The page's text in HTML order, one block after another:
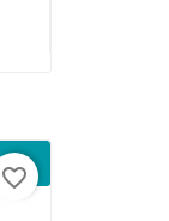
favorite_border